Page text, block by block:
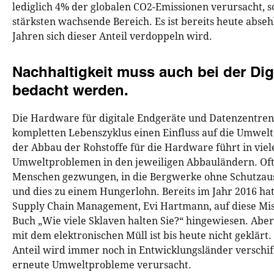
lediglich 4% der globalen CO2-Emissionen verursacht,
stärksten wachsende Bereich. Es ist bereits heute
Jahren sich dieser Anteil verdoppeln wird.
Nachhaltigkeit muss auch bei der
bedacht werden.
Die Hardware für digitale Endgeräte und
kompletten Lebenszyklus einen Einfluss auf die
der Abbau der Rohstoffe für die Hardware führt in
Umweltproblemen in den jeweiligen Abbauländern.
Menschen gezwungen, in die Bergwerke ohne
und dies zu einem Hungerlohn. Bereits im Jahr 2016
Supply Chain Management, Evi Hartmann, auf diese
Buch „Wie viele Sklaven halten Sie?“ hingewiesen.
mit dem elektronischen Müll ist bis heute nicht
Anteil wird immer noch in Entwicklungsländer
erneute Umweltprobleme verursacht.